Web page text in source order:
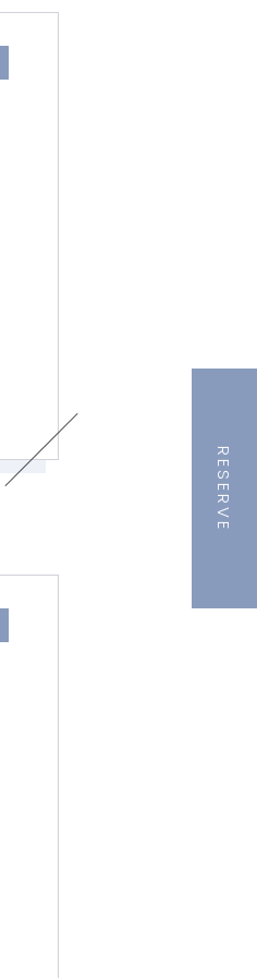
RESERVE